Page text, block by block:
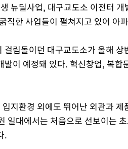
뉴딜사업, 대구교도소 이전터
직한 사업들이 펼쳐지고 있어 아
걸림돌이던 대구교도소가 올해
발이 예정돼 있다. 혁신창업, 복
지환경 외에도 뛰어난 외관과
일대에서는 처음으로 선보이는
.